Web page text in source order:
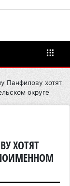
Панфилову хотят
округе
ХОТЯТ